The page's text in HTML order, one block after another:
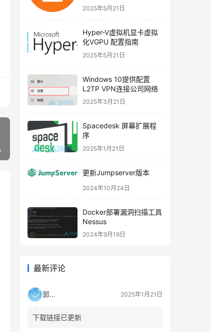
2025年5月21日
Hyper-V虚拟机显卡虚拟
化VGPU 配置指南
2025年5月21日
Windows 10提供配置
L2TP VPN连接公司网络
2025年3月21日
Spacedesk 屏幕扩展程
序
2025年1月21日
更新Jumpserver版本
2024年10月24日
Docker部署漏洞扫描工具
Nessus
2024年9月19日
最新评论
郭靖 2025年1月21日
下载链接已更新